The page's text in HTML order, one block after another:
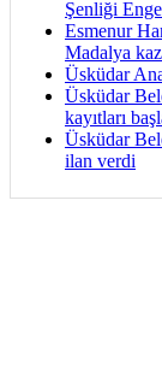
Şenliği
Esmenur
Madalya
Üsküdar
Üsküdar
kayıtları
Üsküdar
ilan verdi